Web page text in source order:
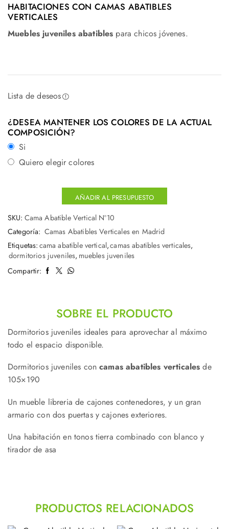
HABITACIONES CON CAMAS ABATIBLES
VERTICALES
Muebles juveniles abatibles para chicos jóvenes.
Lista de deseos
¿DESEA MANTENER LOS COLORES DE LA ACTUAL
COMPOSICIÓN?
Si
Quiero elegir colores
AÑADIR AL PRESUPUESTO
SKU: Cama Abatible Vertical Nº10
Categoría: Camas Abatibles Verticales en Madrid
Etiquetas: cama abatible vertical,camas abatibles verticales,
dormitorios juveniles, muebles juveniles
Compartir:
SOBRE EL PRODUCTO
Dormitorios juveniles ideales para aprovechar al máximo
todo el espacio disponible.
Dormitorios juveniles con camas abatibles verticales de
105×190
Un mueble libreria de cajones contenedores, y un gran
armario con dos puertas y cajones exteriores.
Una habitación en tonos tierra combinado con blanco y
tirador de asa
PRODUCTOS RELACIONADOS